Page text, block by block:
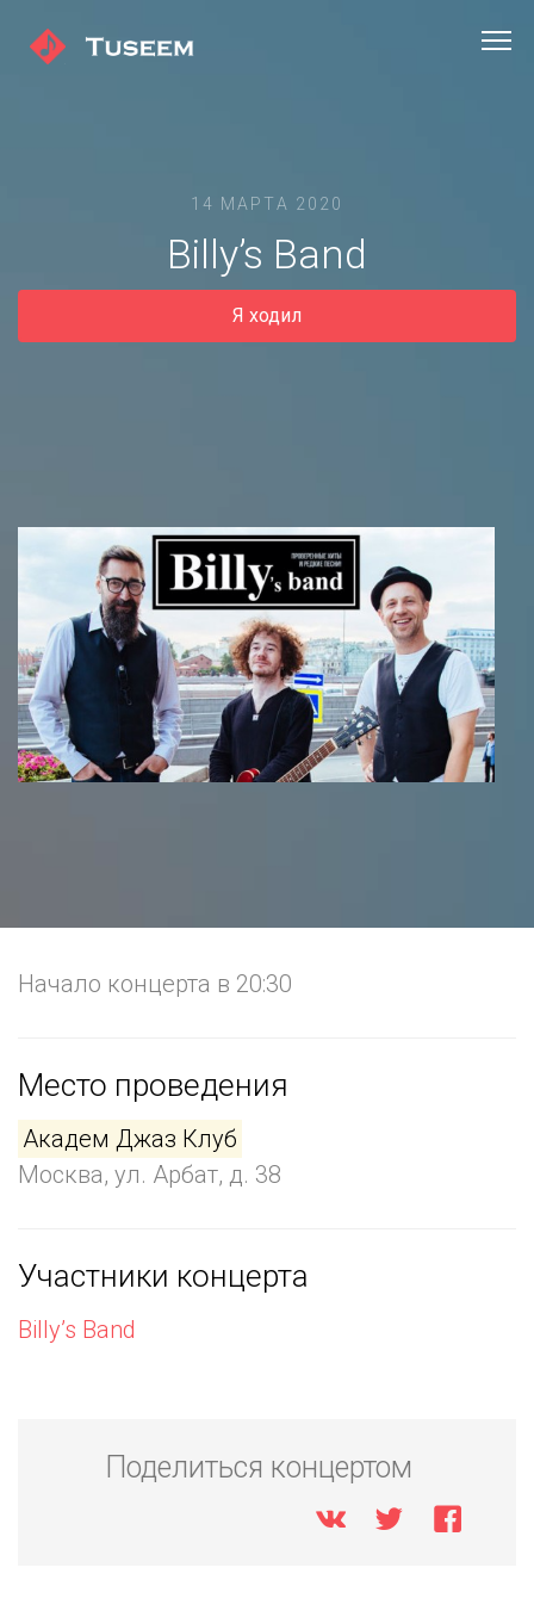
14 МАРТА 2020
Billy’s Band
Я ходил
Начало концерта в 20:30
Место проведения
Академ Джаз Клуб
Москва, ул. Арбат, д. 38
Участники концерта
Billy’s Band
Поделиться концертом